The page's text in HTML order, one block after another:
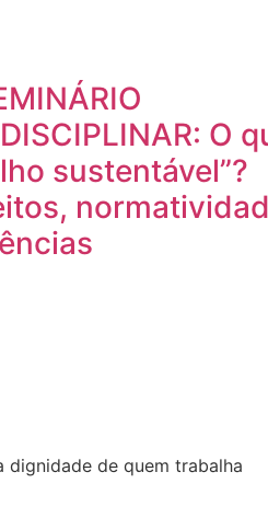
O
sustentável”?
dignidade de quem trabalha